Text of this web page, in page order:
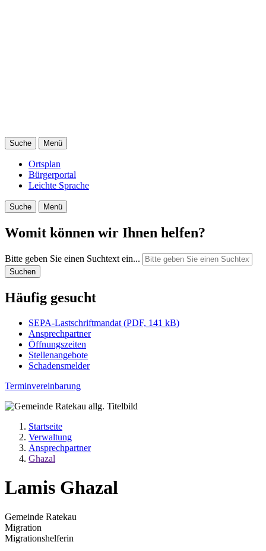
Suche Menü
Ortsplan
Bürgerportal
Leichte Sprache
Suche Menü
Womit können wir Ihnen helfen?
Bitte geben Sie einen Suchtext ein...
Suchen
Häufig gesucht
SEPA-Lastschriftmandat (PDF, 141 kB)
Ansprechpartner
Öffnungszeiten
Stellenangebote
Schadensmelder
Terminvereinbarung
Startseite
Verwaltung
Ansprechpartner
Ghazal
Lamis Ghazal
Gemeinde Ratekau
Migration
Migrationshelferin